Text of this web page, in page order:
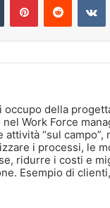
occupo della
Work Force
attività “sul
i processi, le
ridurre i costi e
Esempio di